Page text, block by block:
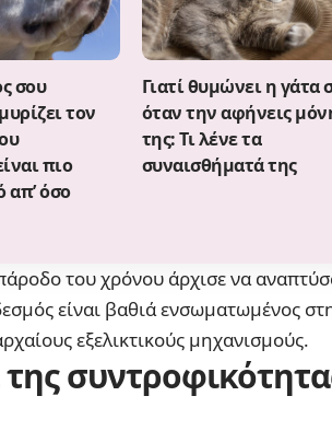
σου
τον
πιο
απ’ όσο
Γιατί θυμώνει η γάτα
όταν την αφήνεις
της: Τι λένε τα
συναισθήματά της
του χρόνου άρχισε να
είναι βαθιά ενσωματωμένος
εξελικτικούς μηχανισμούς.